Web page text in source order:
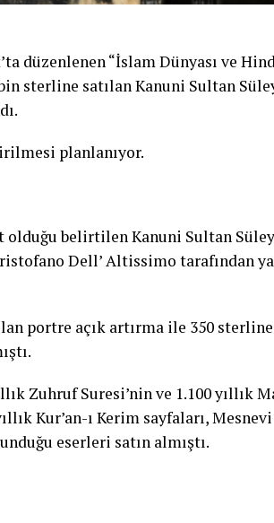
düzenlenen “İslam Dünyası ve
sterline satılan Kanuni Sultan
planlanıyor.
olduğu belirtilen Kanuni Sultan
Dell’ Altissimo tarafından
portre açık artırma ile 350
Zuhruf Suresi’nin ve 1.100 yıllık
Kur’an-ı Kerim sayfaları,
eserleri satın almıştı.